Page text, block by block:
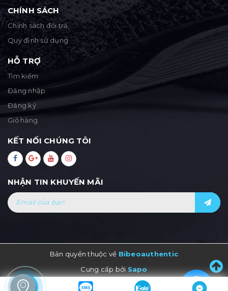
CHÍNH SÁCH
Chính sách đổi trả
Quy định sử dụng
HỖ TRỢ
Tìm kiếm
Đăng nhập
Đăng ký
Giỏ hàng
KẾT NỐI CHÚNG TÔI
NHẬN TIN KHUYẾN MÃI
Bản quyền thuộc về Bibeoauthentic
Cung cấp bởi Sapo